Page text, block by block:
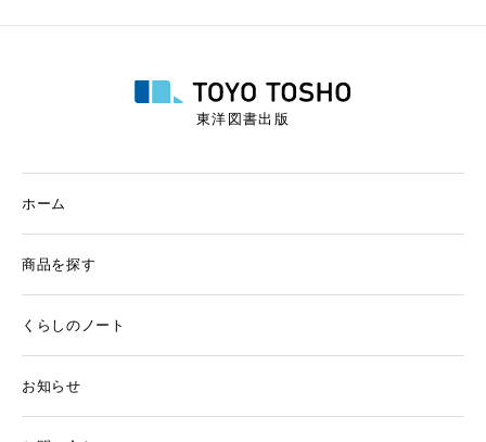
東洋図書出版
ホーム
商品を探す
くらしのノート
お知らせ